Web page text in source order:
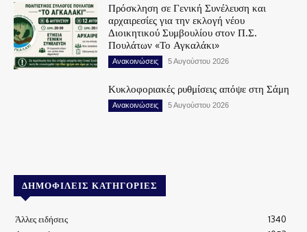
Πρόσκληση σε Γενική Συνέλευση και
αρχαιρεσίες για την εκλογή νέου
Διοικητικού Συμβουλίου στον Π.Σ.
Πουλάτων «Το Αγκαλάκι»
Ανακοινώσεις 5 Αυγούστου 2026
Κυκλοφοριακές ρυθμίσεις απόψε στη Σάμη
Ανακοινώσεις 5 Αυγούστου 2026
ΔΗΜΟΦΙΛΕΊΣ ΚΑΤΗΓΟΡΊΕΣ
Άλλες ειδήσεις
1340